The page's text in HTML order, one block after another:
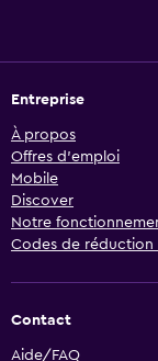
Entreprise
À propos
Offres d’emploi
Mobile
Discover
Notre
Codes de réduction
Contact
Aide/FAQ